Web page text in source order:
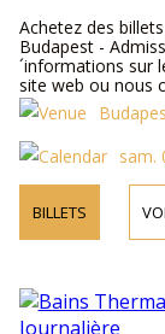
Achetez des
Budapest -
´informations sur
site web ou nous
sam.
BILLETS